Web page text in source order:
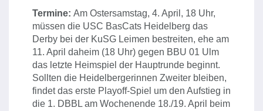
Termine: Am Ostersamstag, 4. April, 18 Uhr,
müssen die USC BasCats Heidelberg das
Derby bei der KuSG Leimen bestreiten, ehe am
11. April daheim (18 Uhr) gegen BBU 01 Ulm
das letzte Heimspiel der Hauptrunde beginnt.
Sollten die Heidelbergerinnen Zweiter bleiben,
findet das erste Playoff-Spiel um den Aufstieg in
die 1. DBBL am Wochenende 18./19. April beim